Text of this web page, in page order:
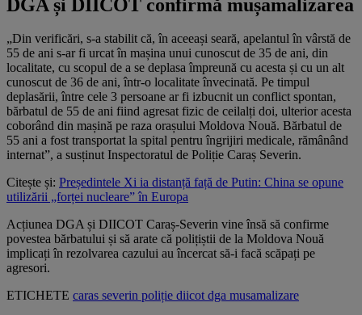
DGA și DIICOT confirmă mușamalizarea
„Din verificări, s-a stabilit că, în aceeași seară, apelantul în vârstă de
55 de ani s-ar fi urcat în mașina unui cunoscut de 35 de ani, din
localitate, cu scopul de a se deplasa împreună cu acesta și cu un alt
cunoscut de 36 de ani, într-o localitate învecinată. Pe timpul
deplasării, între cele 3 persoane ar fi izbucnit un conflict spontan,
bărbatul de 55 de ani fiind agresat fizic de ceilalți doi, ulterior acesta
coborând din mașină pe raza orașului Moldova Nouă. Bărbatul de
55 ani a fost transportat la spital pentru îngrijiri medicale, rămânând
internat”, a susținut Inspectoratul de Poliție Caraș Severin.
Citește și: Președintele Xi ia distanță față de Putin: China se opune
utilizării „forței nucleare” în Europa
Acțiunea DGA și DIICOT Caraș-Severin vine însă să confirme
povestea bărbatului și să arate că polițiștii de la Moldova Nouă
implicați în rezolvarea cazului au încercat să-i facă scăpați pe
agresori.
ETICHETE caras severin poliție diicotdga musamalizare